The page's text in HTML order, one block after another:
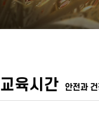
교육시간 안전과